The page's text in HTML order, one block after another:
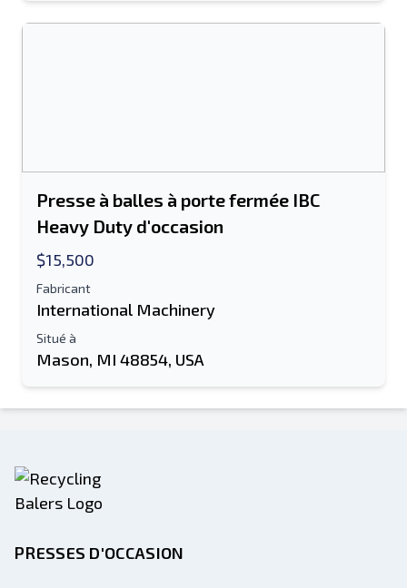
Presse à balles à porte fermée IBC
Heavy Duty d'occasion
$15,500
Fabricant
International Machinery
Situé à
Mason, MI 48854, USA
PRESSES D'OCCASION